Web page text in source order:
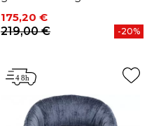
Prix
175,20 €
Prix de base
219,00 €
-20%